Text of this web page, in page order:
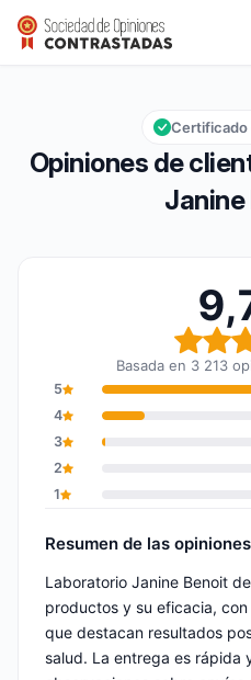
Laboratorio Janine Benoit
Calificación global: 9,7 de 10
9,7/10
Opiniones de
Janine
Certificado
Basada en 3 213
5
4
3
2
1
Resumen de las opiniones
Laboratorio Janine Benoit
productos y su eficacia,
que destacan resultados
salud. La entrega es rápida